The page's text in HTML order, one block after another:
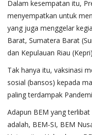
Dalam kesempatan itu,
menyempatkan untuk
yang juga menggelar
Barat, Sumatera Barat
dan Kepulauan Riau
Tak hanya itu, vaksinasi
sosial (bansos) kepada
paling terdampak
Adapun BEM yang
adalah, BEM-SI, BEM